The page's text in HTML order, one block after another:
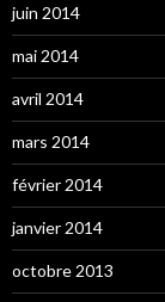
juin 2014
mai 2014
avril 2014
mars 2014
février 2014
janvier 2014
octobre 2013